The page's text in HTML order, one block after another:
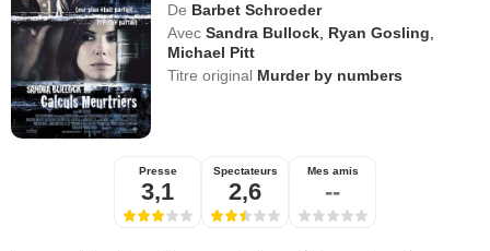
De Barbet Schroeder
Avec Sandra Bullock, Ryan Gosling,
Michael Pitt
Titre original Murder by numbers
Presse
3,1
Spectateurs
2,6
Mes amis
--